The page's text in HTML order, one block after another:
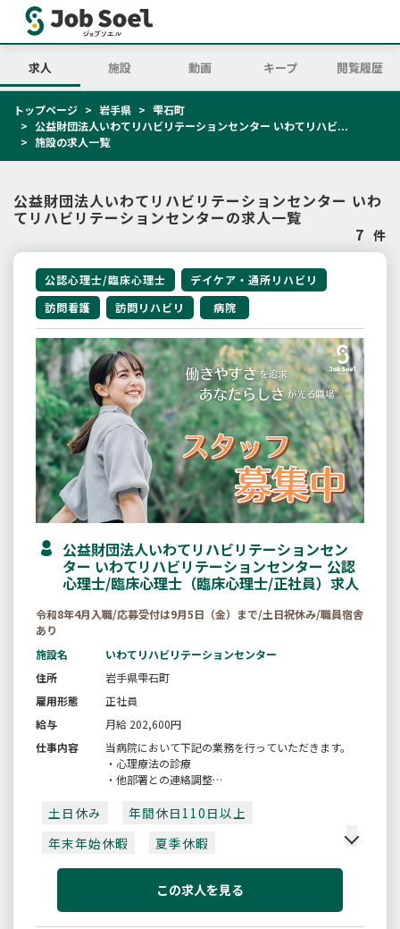
求人 施設 動画 キープ 閲覧履歴
トップページ 岩手県
雫石町
公益財団法人いわてリハビリテーションセンター いわてリハビ...
施設の求人一覧
公益財団法人いわてリハビリテーションセンター いわ
てリハビリテーションセンターの求人一覧
7 件
公認心理士/臨床心理士
デイケア・通所リハビリ
訪問看護
訪問リハビリ 病院
公益財団法人いわてリハビリテーションセン
ター いわてリハビリテーションセンター 公認
心理士/臨床心理士（臨床心理士/正社員）求人
令和8年4月入職/応募受付は9月5日（金）まで/土日祝休み/職員宿舎
あり
施設名
いわてリハビリテーションセンター
住所
岩手県雫石町
雇用形態
正社員
給与
月給 202,600円
仕事内容
当病院において下記の業務を行っていただきます。
・心理療法の診療
・他部署との連絡調整
・その他、臨床心理課の事務一般
＊臨床心理士免許の受験資格を取得見込みの方も応募
【変更範囲：変更なし】
土日休み
年間休日110日以上
年末年始休暇
夏季休暇
入社後すぐ有給取得可
賞与あり
月収20万以上
この求人を見る